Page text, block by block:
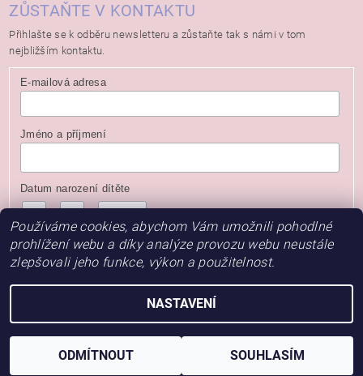
ZŮSTAŇTE V KONTAKTU
Přihlašte se k odběru newsletteru a zůstaňte tak s námi v tom
nejbližším kontaktu.
E-mailová adresa
Jméno a příjmení
Datum narození dítěte
2026 © Baby Store, všechna práva vyhrazena
Používáme cookies, abychom Vám umožnili pohodlné
prohlížení webu a díky analýze provozu webu neustále
zlepšovali jeho funkce, výkon a použitelnost.
NASTAVENÍ
ODMÍTNOUT SOUHLASÍM